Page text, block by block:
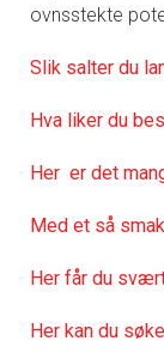
ovnsstekte
Slik salter du
Hva liker du
Her er det
Med et så
Her får du
Her kan du